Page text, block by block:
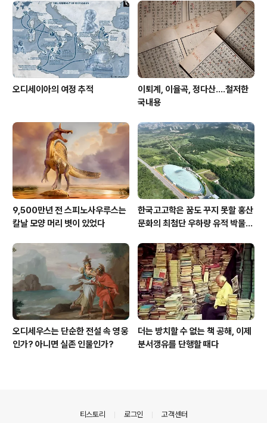
오디세이아의 여정 추적
이퇴계, 이율곡, 정다산....철저한
국내용
9,500만년 전 스피노사우루스는
칼날 모양 머리 볏이 있었다
한국고고학은 꿈도 꾸지 못할 홍산
문화의 최첨단 우하량 유적 박물관
오디세우스는 단순한 전설 속 영웅
인가? 아니면 실존 인물인가?
더는 방치할 수 없는 책 공해, 이제
분서갱유를 단행할 때다
티스토리 로그인 고객센터